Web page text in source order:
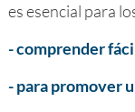
es esencial para
- comprender
- para promover